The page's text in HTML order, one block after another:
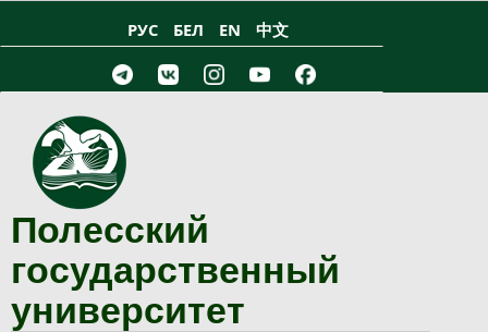
РУС БЕЛ EN 中文
Полесский
государственный
университет